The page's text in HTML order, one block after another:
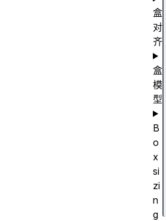
盒
对
齐
盒
模
型
B
o
x
si
zi
n
g